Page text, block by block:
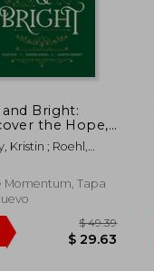
Bright:
the Hope,
and Joy of
(en Inglés)
Kristin ; Roehl,
Momentum, Tapa